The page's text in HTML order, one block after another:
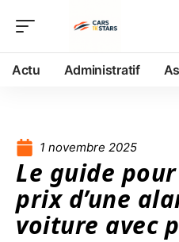
Actu Administratif
1 novembre 2025
Le guide
prix d’une
voiture avec